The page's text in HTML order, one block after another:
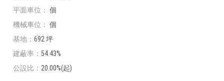
平面車位
個
機械車位
個
基地
692 坪
建蔽率
54.43%
公設比
20.00%(起)